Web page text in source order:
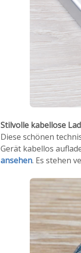
Stilvolle kabellose
Diese schönen
Gerät kabellos
ansehen. Es stehen